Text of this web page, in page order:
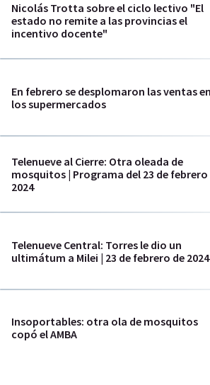
Nicolás Trotta sobre el ciclo lectivo "El
estado no remite a las provincias el
incentivo docente"
En febrero se desplomaron las ventas en
los supermercados
Telenueve al Cierre: Otra oleada de
mosquitos | Programa del 23 de febrero
2024
Telenueve Central: Torres le dio un
ultimátum a Milei | 23 de febrero de 2024
Insoportables: otra ola de mosquitos
copó el AMBA